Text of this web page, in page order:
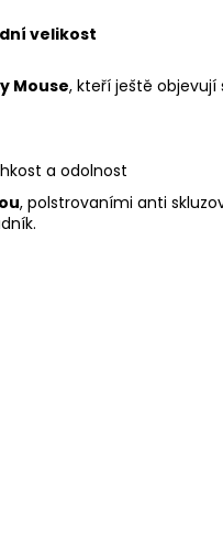
velikost
Mouse, kteří ještě
a odolnost
, polstrovaními anti